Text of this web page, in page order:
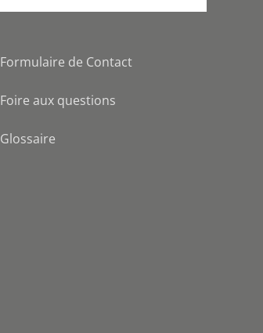
Formulaire de Contact
Foire aux questions
Glossaire